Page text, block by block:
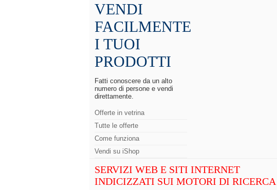
VENDI
FACILMENTE
I TUOI
PRODOTTI
Fatti conoscere da un alto
numero di persone e vendi
direttamente.
Offerte in vetrina
Tutte le offerte
Come funziona
Vendi su iShop
SERVIZI WEB E SITI INTERNET
INDICIZZATI SUI MOTORI DI RICERCA